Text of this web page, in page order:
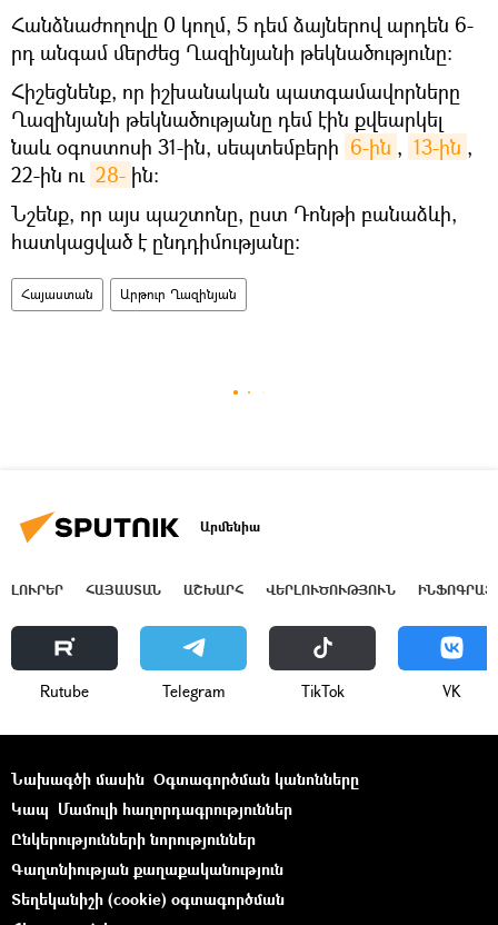
Հանձնաժողովը 0 կողմ, 5 դեմ ձայներով արդեն 6-
րդ անգամ մերժեց Ղազինյանի թեկնածությունը։
Հիշեցնենք, որ իշխանական պատգամավորները
Ղազինյանի թեկնածությանը դեմ էին քվեարկել
նաև օգոստոսի 31-ին, սեպտեմբերի 6-ին , 13-ին ,
22-ին ու 28- ին։
Նշենք, որ այս պաշտոնը, ըստ Դոնթի բանաձևի,
հատկացված է ընդդիմությանը։
Հայաստան Արթուր Ղազինյան
Արմենիա
ԼՈՒՐԵՐ ՀԱՅԱՍՏԱՆ ԱՇԽԱՐՀ ՎԵՐԼՈՒԾՈՒԹՅՈՒՆ
Rutube Telegram ТikТоk VK
Նախագծի մասին Օգտագործման կանոնները
Կապ Մամուլի հաղորդագրություններ
Ընկերությունների նորություններ
Գաղտնիության քաղաքականություն
Տեղեկանիշի (cookie) օգտագործման